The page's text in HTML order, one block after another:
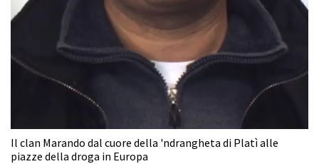
Il clan Marando dal cuore della 'ndrangheta di Platì alle
piazze della droga in Europa